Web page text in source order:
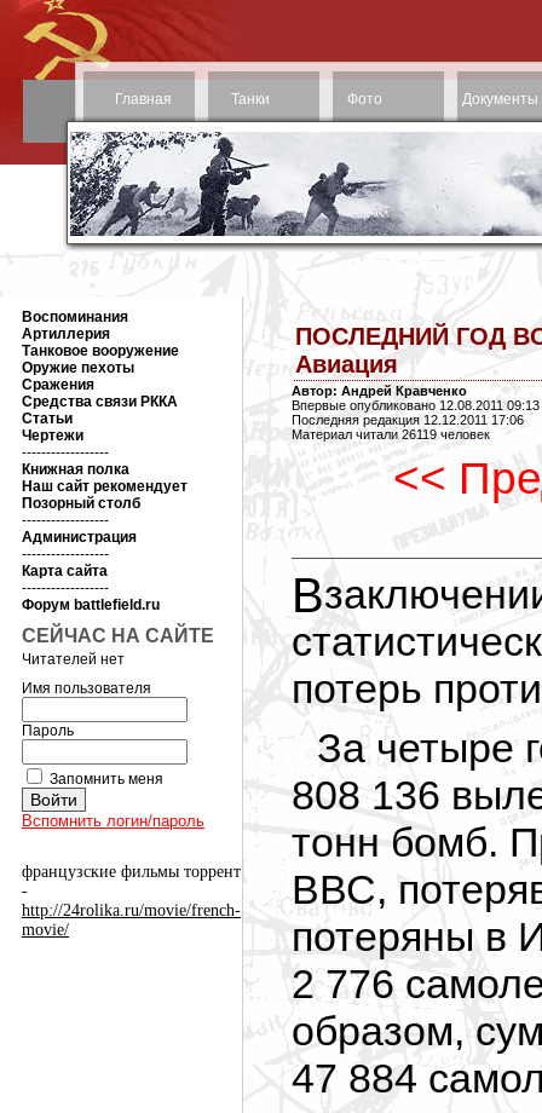
Главная Танки Фото Документы
Воспоминания
Артиллерия
Танковое вооружение
Оружие пехоты
Сражения
Средства связи РККА
Статьи
Чертежи
------------------
Книжная полка
Наш сайт рекомендует
Позорный столб
------------------
Администрация
------------------
Карта сайта
------------------
Форум battlefield.ru
СЕЙЧАС НА САЙТЕ
Читателей нет
Имя пользователя
Пароль
Запомнить меня
Вспомнить логин/пароль
французские фильмы торрент
-
http://24rolika.ru/movie/french-
movie/
ПОСЛЕДНИЙ ГОД
Авиация
Автор: Андрей Кравченко
Впервые опубликовано 12.08.2011 09:13
Последняя редакция 12.12.2011 17:06
Материал читали 26119 человек
<<
В заключении хотелось бы привести некоторые
потерь
За четыре
808 136
тонн бомб.
ВВС,
потеряны в
2 776
образом,
47 884